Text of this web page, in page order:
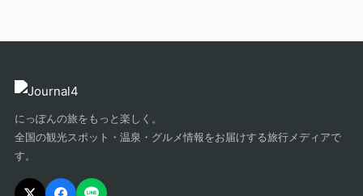
にっぽんの旅をもっと楽しく。
全国の観光スポット・温泉・グルメ情報をお届けする旅行メディアで
す。